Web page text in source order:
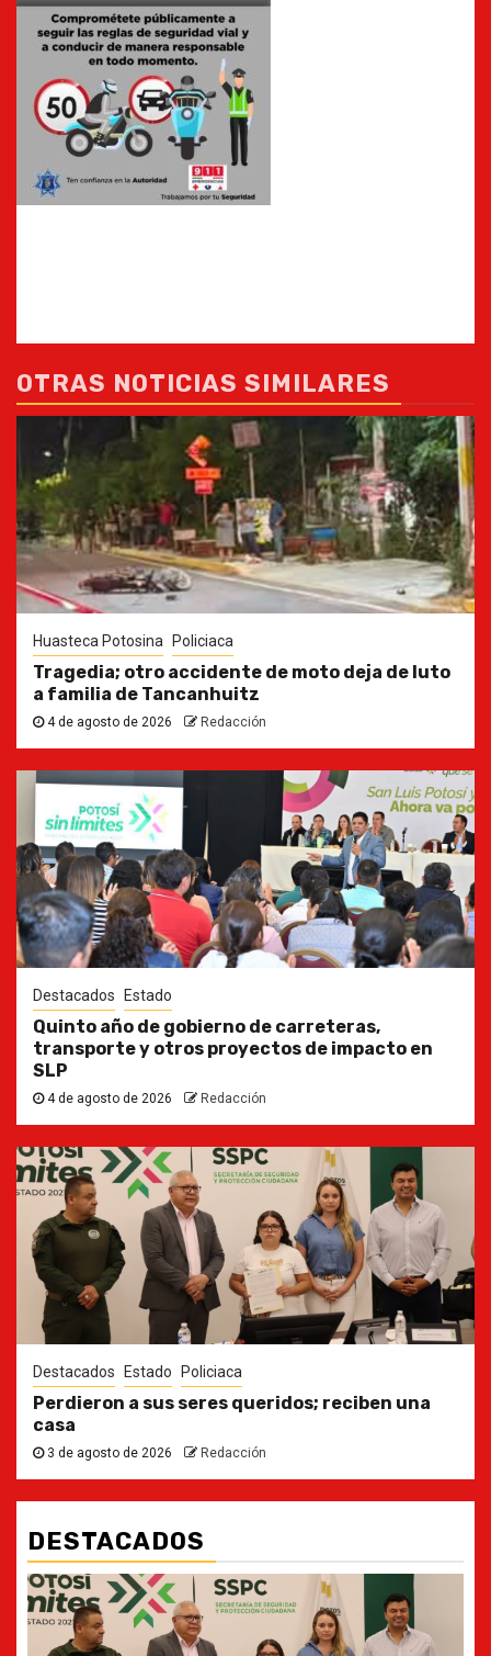
OTRAS NOTICIAS SIMILARES
Huasteca Potosina Policiaca
Tragedia; otro accidente de moto deja de luto
a familia de Tancanhuitz
4 de agosto de 2026 Redacción
Destacados Estado
Quinto año de gobierno de carreteras,
transporte y otros proyectos de impacto en
SLP
4 de agosto de 2026 Redacción
Destacados Estado Policiaca
Perdieron a sus seres queridos; reciben una
casa
3 de agosto de 2026 Redacción
DESTACADOS